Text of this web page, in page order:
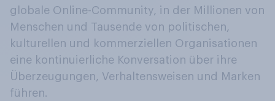
globale Online-Community, in der Millionen von
Menschen und Tausende von politischen,
kulturellen und kommerziellen Organisationen
eine kontinuierliche Konversation über ihre
Überzeugungen, Verhaltensweisen und Marken
führen.